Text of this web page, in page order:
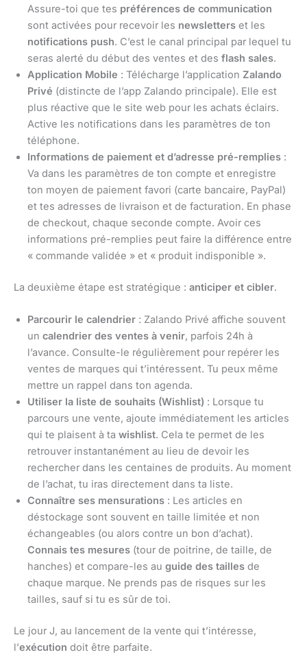
Assure-toi que tes préférences de communication
sont activées pour recevoir les newsletters et les
notifications push. C’est le canal principal par lequel tu
seras alerté du début des ventes et des flash sales.
Application Mobile : Télécharge l’application Zalando
Privé (distincte de l’app Zalando principale). Elle est
plus réactive que le site web pour les achats éclairs.
Active les notifications dans les paramètres de ton
téléphone.
Informations de paiement et d’adresse pré-remplies :
Va dans les paramètres de ton compte et enregistre
ton moyen de paiement favori (carte bancaire, PayPal)
et tes adresses de livraison et de facturation. En phase
de checkout, chaque seconde compte. Avoir ces
informations pré-remplies peut faire la différence entre
« commande validée » et « produit indisponible ».
La deuxième étape est stratégique : anticiper et cibler.
Parcourir le calendrier : Zalando Privé affiche souvent
un calendrier des ventes à venir, parfois 24h à
l’avance. Consulte-le régulièrement pour repérer les
ventes de marques qui t’intéressent. Tu peux même
mettre un rappel dans ton agenda.
Utiliser la liste de souhaits (Wishlist) : Lorsque tu
parcours une vente, ajoute immédiatement les articles
qui te plaisent à ta wishlist. Cela te permet de les
retrouver instantanément au lieu de devoir les
rechercher dans les centaines de produits. Au moment
de l’achat, tu iras directement dans ta liste.
Connaître ses mensurations : Les articles en
déstockage sont souvent en taille limitée et non
échangeables (ou alors contre un bon d’achat).
Connais tes mesures (tour de poitrine, de taille, de
hanches) et compare-les au guide des tailles de
chaque marque. Ne prends pas de risques sur les
tailles, sauf si tu es sûr de toi.
Le jour J, au lancement de la vente qui t’intéresse,
l’exécution doit être parfaite.